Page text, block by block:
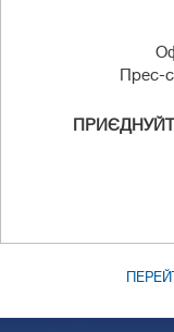
Прес-